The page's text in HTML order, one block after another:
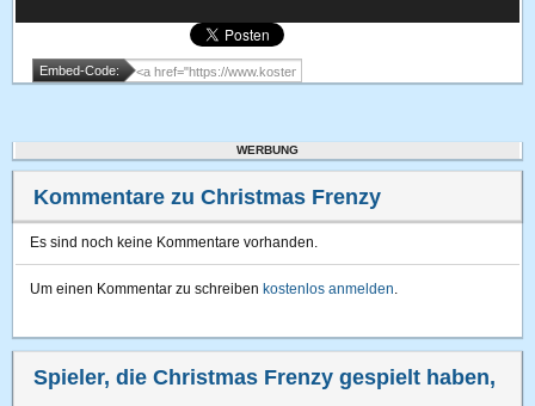
Embed-Code:
WERBUNG
Kommentare zu Christmas Frenzy
Es sind noch keine Kommentare vorhanden.
Um einen Kommentar zu schreiben kostenlos anmelden.
Spieler, die Christmas Frenzy gespielt haben,